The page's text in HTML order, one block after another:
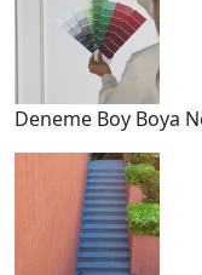
Deneme Boy Boya